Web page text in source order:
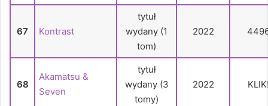
67 Kontrast
tytuł
wydany (1
tom)
2022
68
Akamatsu &
Seven
tytuł
wydany (3
tomy)
2022